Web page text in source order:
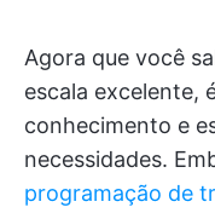
Agora que você
escala excelente,
conhecimento e
necessidades.
programação de